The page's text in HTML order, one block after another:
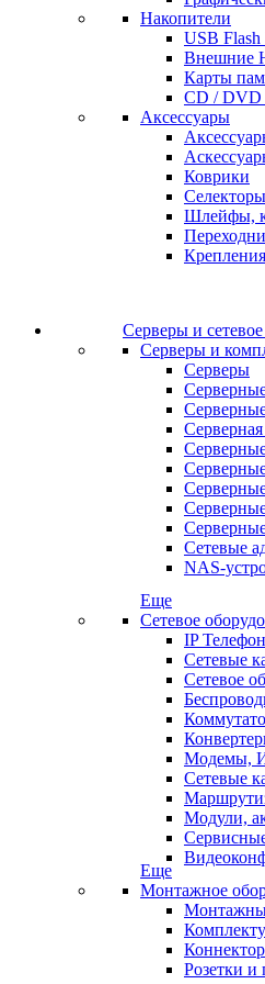
Накопители
USB
Внешние
Карты
CD / DVD
Аксессуары
Коврики
Шлейфы,
Серверы и
Серверы и
Серверы
Сетевые
NAS-
Еще
Сетевое
IP
Сетевые
Сетевое
Модемы,
Сетевые
Модули,
Еще
Монтажное
Розетки и